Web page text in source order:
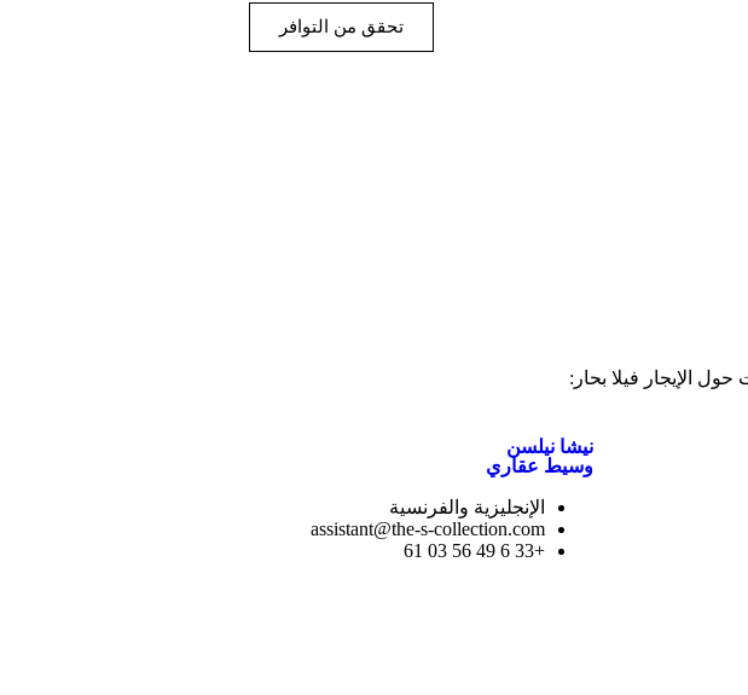
تحقق من التوافر
الإيجار فيلا بحار:
نيشا نيلسن
وسيط عقاري
الإنجليزية والفرنسية
assistant@the-s-collection.com
+33 6 49 56 03 61